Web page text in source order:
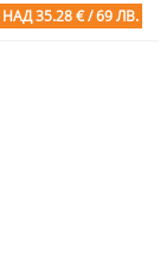
НАД 35.28 € / 69 ЛВ.